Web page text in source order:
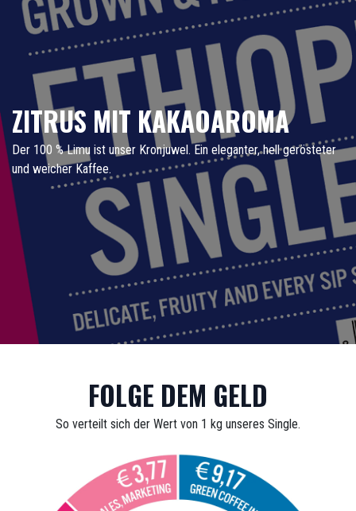
ZITRUS MIT KAKAOAROMA
Der 100 % Limu ist unser Kronjuwel. Ein eleganter, hell gerösteter
und weicher Kaffee.
FOLGE DEM GELD
So verteilt sich der Wert von 1 kg unseres Single.